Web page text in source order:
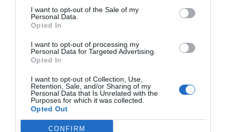
I want to opt-out of the Sale of my
Personal Data.
Opted In
I want to opt-out of processing my
Personal Data for Targeted Advertising.
Opted In
I want to opt-out of Collection, Use,
Retention, Sale, and/or Sharing of my
Personal Data that Is Unrelated with the
Purposes for which it was collected.
Opted Out
CONFIRM
guanyar visibilitat va ser patrocinar l’equip de
Fórmula 1 Caterham
. “Quan ets dins d’un mercat
la credibilitat”, ha defensat Fodor, “un membre de
l’equip és amant d’aquest esport i va tenir la idea”.
"Vam ser coneguts com el
Kantox que inverteix a la F1,